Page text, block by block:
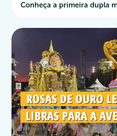
Conheça a primeira dupla